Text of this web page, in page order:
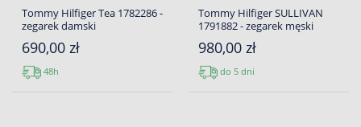
Tommy Hilfiger Tea 1782286 -
zegarek damski
690,00 zł
48h
Tommy Hilfiger SULLIVAN
1791882 - zegarek męski
980,00 zł
do 5 dni